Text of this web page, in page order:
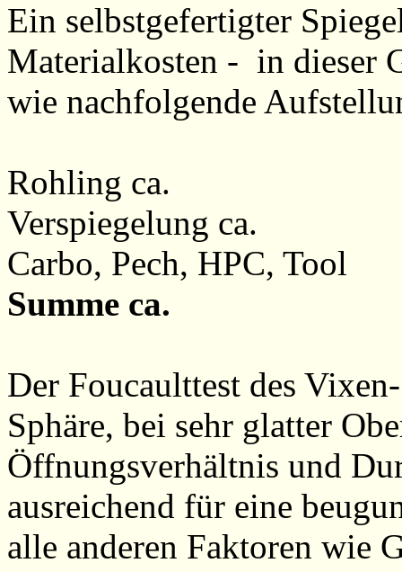
Ein selbstgefertigter
Materialkosten - in dieser
wie nachfolgende
Rohling ca.
Verspiegelung ca.
Carbo, Pech, HPC,
Summe ca.
Der Foucaulttest des
Sphäre, bei sehr glatter
Öffnungsverhältnis und
ausreichend für eine
alle anderen Faktoren wie